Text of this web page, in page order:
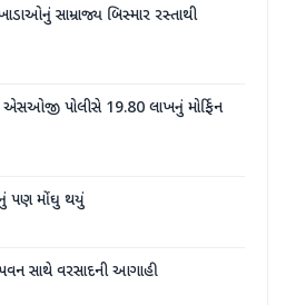
સામ્રાજ્ય બિસ્માર રસ્તાથી
એસઓજી પોલીસે 19.80 લાખનું મોર્ફિન
પણ મોંઘુ થયું
સાથે વરસાદની આગાહી